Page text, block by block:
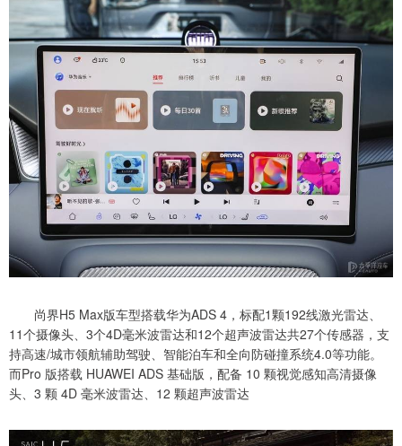
尚界H5 Max版车型搭载华为ADS 4，标配1颗192线激光雷达、
11个摄像头、3个4D毫米波雷达和12个超声波雷达共27个传感器，支
持高速/城市领航辅助驾驶、智能泊车和全向防碰撞系统4.0等功能。
而Pro 版搭载 HUAWEI ADS 基础版，配备 10 颗视觉感知高清摄像
头、3 颗 4D 毫米波雷达、12 颗超声波雷达